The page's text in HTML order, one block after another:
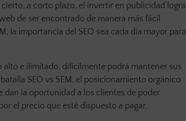
a corto plazo, el invertir en publicidad logra
de ser encontrado de manera más fácil
la importancia del SEO sea cada día mayor para
e ilimitado, difícilmente podrá mantener sus
SEO vs SEM, el posicionamiento orgánico
dan la oportunidad a los clientes de poder
el precio que esté dispuesto a pagar.